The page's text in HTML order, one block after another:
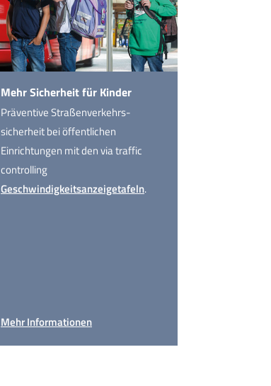
Mehr Sicherheit für Kinder
Präventive Straßen­verkehrs­
sicherheit bei öffentlichen
Einrichtungen mit den via traffic
controlling
Geschwindigkeitsanzeigetafeln.
Mehr Informationen